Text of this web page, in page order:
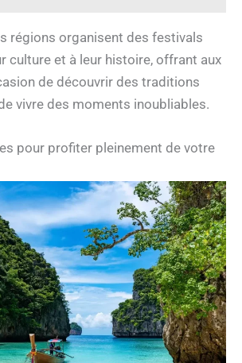
régions organisent des festivals
culture et à leur histoire, offrant aux
de découvrir des traditions
vivre des moments inoubliables.
pour profiter pleinement de votre